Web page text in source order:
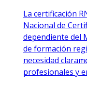
La certificación
Nacional de
dependiente del
de formación
necesidad
profesionales y